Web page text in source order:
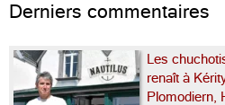
Derniers commentaires
Les
renaît à
Plomodiern,